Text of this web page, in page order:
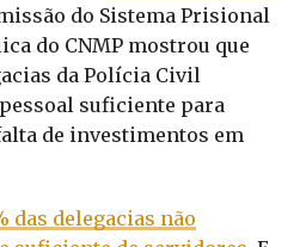
do Sistema Prisional
do CNMP mostrou que
da Polícia Civil
suficiente para
de investimentos em
das delegacias não